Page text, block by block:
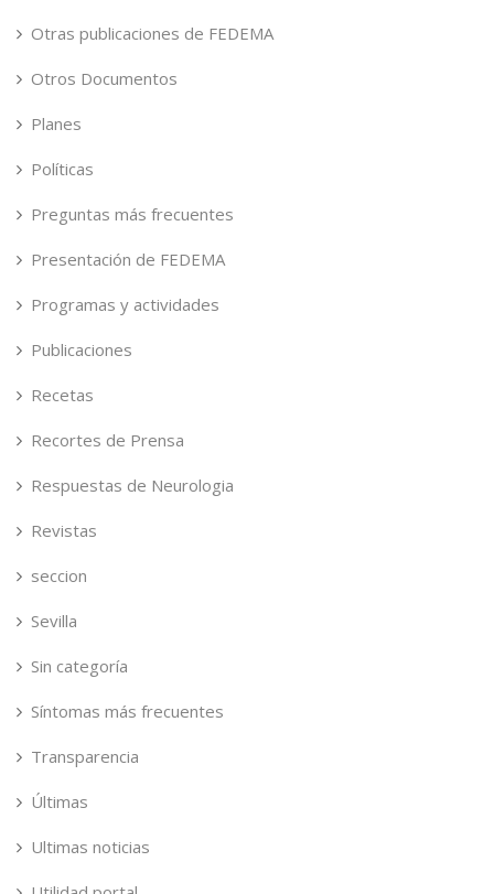
Otras publicaciones de FEDEMA
Otros Documentos
Planes
Políticas
Preguntas más frecuentes
Presentación de FEDEMA
Programas y actividades
Publicaciones
Recetas
Recortes de Prensa
Respuestas de Neurologia
Revistas
seccion
Sevilla
Sin categoría
Síntomas más frecuentes
Transparencia
Últimas
Ultimas noticias